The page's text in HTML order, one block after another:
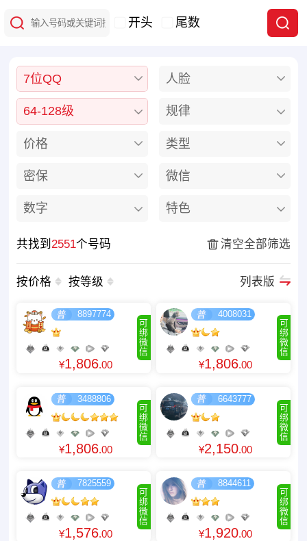
开头 尾数
7位QQ 人脸
64-128级 规律
价格 类型
密保 微信
数字 特色
共找到 2551个号码 清空全部筛选
按价格 按等级 列表版
可
绑
微
信
8897774
¥1,806.00
可
绑
微
信
4008031
¥1,806.00
可
绑
微
信
3488806
¥1,806.00
可
绑
微
信
6643777
¥2,150.00
可
绑
微
信
7825559
¥1,576.00
可
绑
微
信
8844611
¥1,920.00